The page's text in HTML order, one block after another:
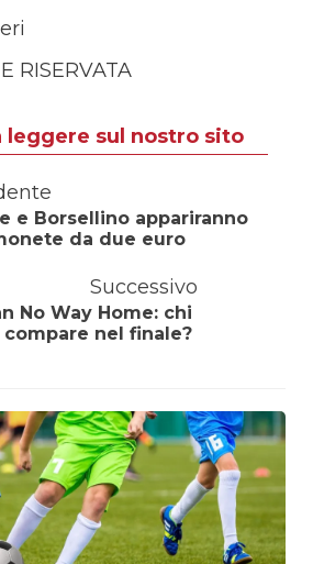
RISERVATA
leggere sul nostro sito
e Borsellino appariranno
da due euro
Successivo
No Way Home: chi
compare nel finale?